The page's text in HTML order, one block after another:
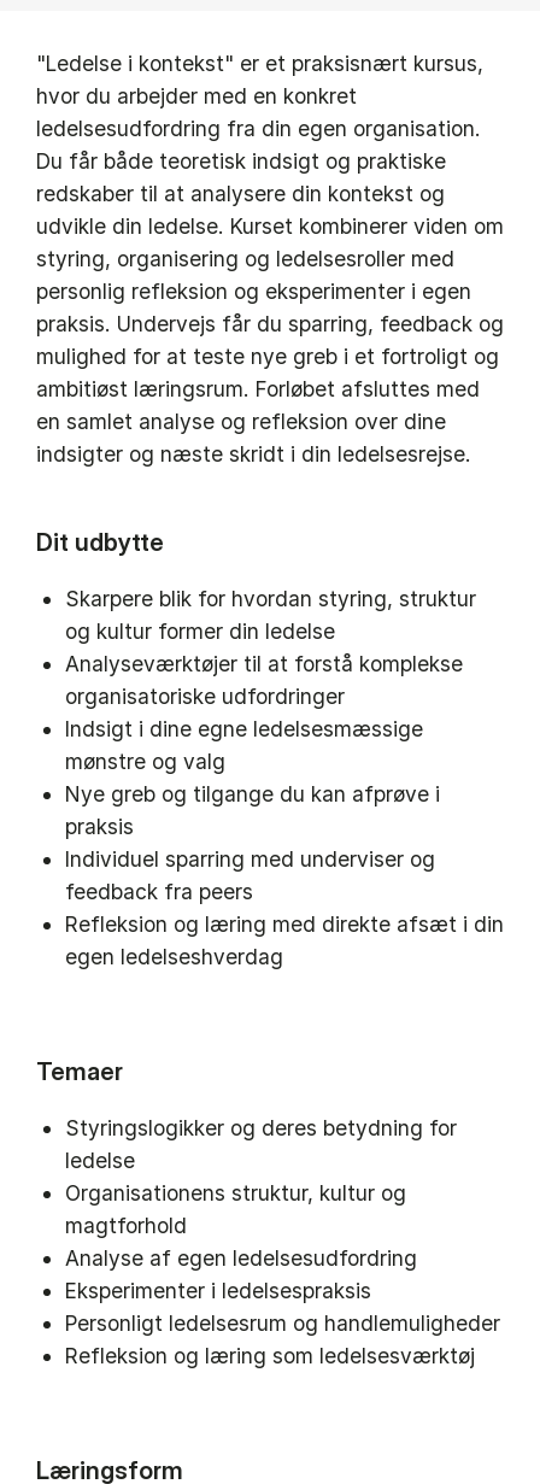
"Ledelse i kontekst" er et praksisnært kursus,
hvor du arbejder med en konkret
ledelsesudfordring fra din egen organisation.
Du får både teoretisk indsigt og praktiske
redskaber til at analysere din kontekst og
udvikle din ledelse. Kurset kombinerer viden om
styring, organisering og ledelsesroller med
personlig refleksion og eksperimenter i egen
praksis. Undervejs får du sparring, feedback og
mulighed for at teste nye greb i et fortroligt og
ambitiøst læringsrum. Forløbet afsluttes med
en samlet analyse og refleksion over dine
indsigter og næste skridt i din ledelsesrejse.
Dit udbytte
Skarpere blik for hvordan styring, struktur
og kultur former din ledelse
Analyseværktøjer til at forstå komplekse
organisatoriske udfordringer
Indsigt i dine egne ledelsesmæssige
mønstre og valg
Nye greb og tilgange du kan afprøve i
praksis
Individuel sparring med underviser og
feedback fra peers
Refleksion og læring med direkte afsæt i din
egen ledelseshverdag
Temaer
Styringslogikker og deres betydning for
ledelse
Organisationens struktur, kultur og
magtforhold
Analyse af egen ledelsesudfordring
Eksperimenter i ledelsespraksis
Personligt ledelsesrum og handlemuligheder
Refleksion og læring som ledelsesværktøj
Læringsform